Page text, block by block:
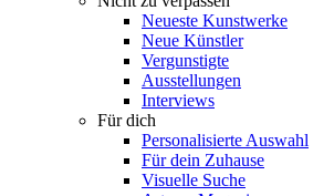
Neueste Kunstwerke
Neue Künstler
Vergunstigte
Ausstellungen
Interviews
Für dich
Personalisierte Auswahl
Für dein Zuhause
Visuelle Suche